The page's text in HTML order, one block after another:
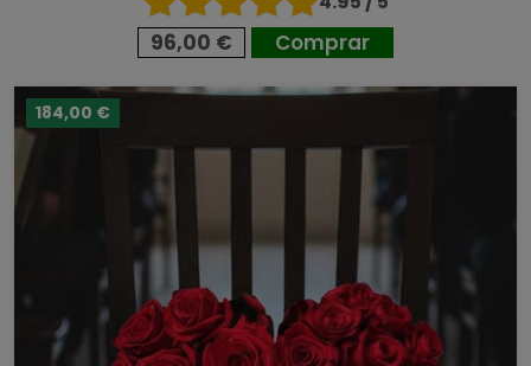
96,00 € Comprar
184,00 €